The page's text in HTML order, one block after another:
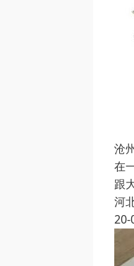
沧
在
跟
河
20-